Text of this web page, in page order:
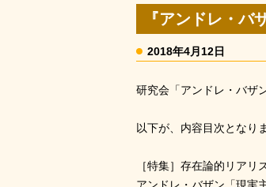
『アンドレ・バ
2018年4月12日
研究会「アンドレ・バザ
以下が、内容目次となり
［特集］存在論的リアリ